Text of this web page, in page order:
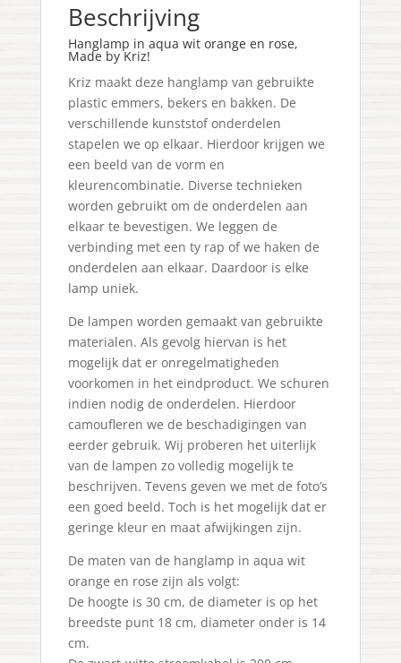
Beschrijving
Hanglamp in aqua wit orange en rose,
Made by Kriz!
Kriz maakt deze hanglamp van gebruikte
plastic emmers, bekers en bakken. De
verschillende kunststof onderdelen
stapelen we op elkaar. Hierdoor krijgen we
een beeld van de vorm en
kleurencombinatie. Diverse technieken
worden gebruikt om de onderdelen aan
elkaar te bevestigen. We leggen de
verbinding met een ty rap of we haken de
onderdelen aan elkaar. Daardoor is elke
lamp uniek.
De lampen worden gemaakt van gebruikte
materialen. Als gevolg hiervan is het
mogelijk dat er onregelmatigheden
voorkomen in het eindproduct. We schuren
indien nodig de onderdelen. Hierdoor
camoufleren we de beschadigingen van
eerder gebruik. Wij proberen het uiterlijk
van de lampen zo volledig mogelijk te
beschrijven. Tevens geven we met de foto’s
een goed beeld. Toch is het mogelijk dat er
geringe kleur en maat afwijkingen zijn.
De maten van de hanglamp in aqua wit
orange en rose zijn als volgt:
De hoogte is 30 cm, de diameter is op het
breedste punt 18 cm, diameter onder is 14
cm.